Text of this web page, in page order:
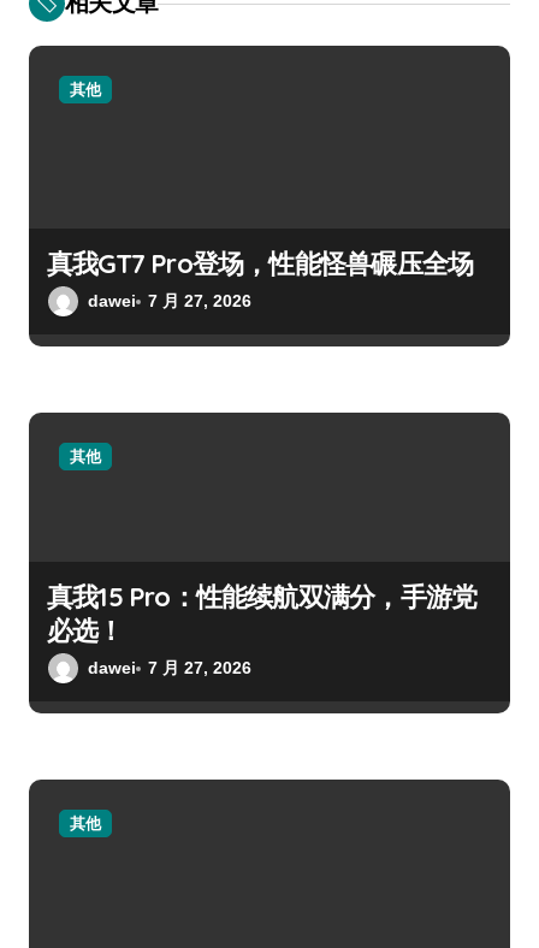
其他
真我GT7 Pro登场，性能怪兽碾压全场
dawei 7 月 27, 2026
其他
真我15 Pro：性能续航双满分，手游党
必选！
dawei 7 月 27, 2026
其他